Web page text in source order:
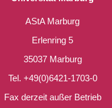
AStA Marburg
Erlenring 5
35037 Marburg
Tel. +49(0)6421-1703-0
Fax derzeit außer Betrieb